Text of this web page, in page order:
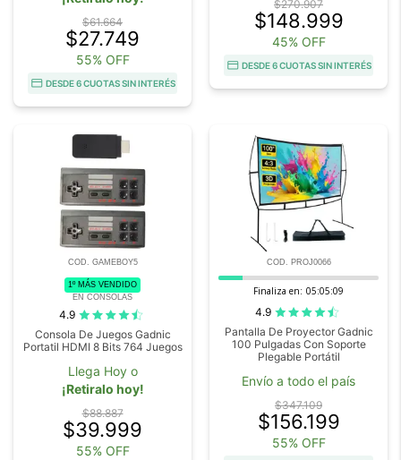
$61.664
$27.749
55% OFF
DESDE 6 CUOTAS SIN INTERÉS
$270.907
$148.999
45% OFF
DESDE 6 CUOTAS SIN INTERÉS
COD. GAMEBOY5
1º MÁS VENDIDO
EN CONSOLAS
4.9
Consola De Juegos Gadnic
Portatil HDMI 8 Bits 764 Juegos
Llega Hoy o
¡Retiralo hoy!
$88.887
$39.999
55% OFF
COD. PROJ0066
Finaliza en: 05:05:09
4.9
Pantalla De Proyector Gadnic
100 Pulgadas Con Soporte
Plegable Portátil
Envío a todo el país
$347.109
$156.199
55% OFF